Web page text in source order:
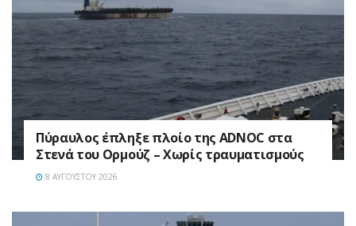
Πύραυλος έπληξε πλοίο της ADNOC στα
Στενά του Ορμούζ – Χωρίς τραυματισμούς
8 ΑΥΓΟΎΣΤΟΥ 2026